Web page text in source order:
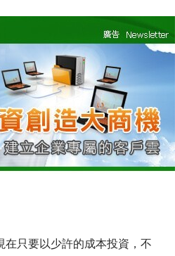
只要以少許的成本投資，不